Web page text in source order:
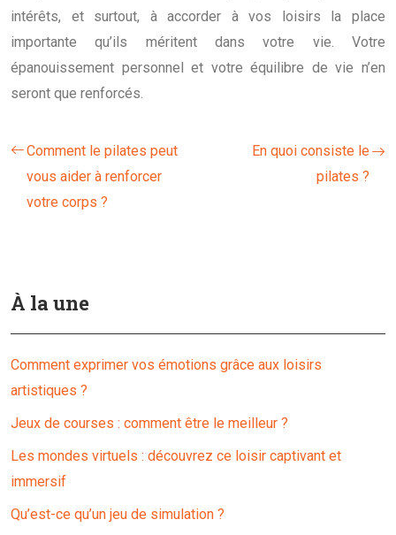
intérêts, et surtout, à accorder à vos loisirs la place
importante qu’ils méritent dans votre vie. Votre
épanouissement personnel et votre équilibre de vie n’en
seront que renforcés.
Comment le pilates peut
vous aider à renforcer
votre corps ?
En quoi consiste le
pilates ?
À la une
Comment exprimer vos émotions grâce aux loisirs
artistiques ?
Jeux de courses : comment être le meilleur ?
Les mondes virtuels : découvrez ce loisir captivant et
immersif
Qu’est-ce qu’un jeu de simulation ?